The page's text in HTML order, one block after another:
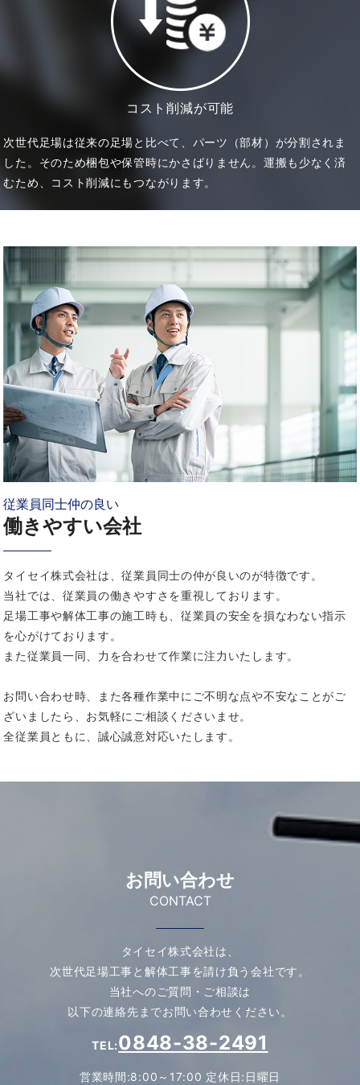
コスト削減が可能
次世代足場は従来の足場と比べて、パーツ（部材）が分割されま
した。そのため梱包や保管時にかさばりません。運搬も少なく済
むため、コスト削減にもつながります。
従業員同士仲の良い
働きやすい会社
タイセイ株式会社は、従業員同士の仲が良いのが特徴です。
当社では、従業員の働きやすさを重視しております。
足場工事や解体工事の施工時も、従業員の安全を損なわない指示
を心がけております。
また従業員一同、力を合わせて作業に注力いたします。
お問い合わせ時、また各種作業中にご不明な点や不安なことがご
ざいましたら、お気軽にご相談くださいませ。
全従業員ともに、誠心誠意対応いたします。
お問い合わせ
CONTACT
タイセイ株式会社は、
次世代足場工事と解体工事を請け負う会社です。
当社へのご質問・ご相談は
以下の連絡先までお問い合わせください。
TEL:0848-38-2491
営業時間:8:00～17:00 定休日:日曜日